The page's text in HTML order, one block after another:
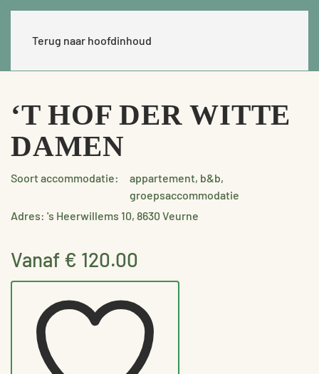
Terug naar hoofdinhoud
‘T HOF DER WITTE
DAMEN
Soort accommodatie:
appartement, b&b,
groepsaccommodatie
Adres: 's Heerwillems 10, 8630 Veurne
Vanaf € 120.00